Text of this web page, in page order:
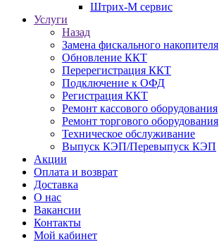
Штрих-М сервис
Услуги
Назад
Замена фискального накопителя
Обновление ККТ
Перерегистрация ККТ
Подключение к ОФД
Регистрация ККТ
Ремонт кассового оборудования
Ремонт торгового оборудования
Техническое обслуживание
Выпуск КЭП/Перевыпуск КЭП
Акции
Оплата и возврат
Доставка
О нас
Вакансии
Контакты
Мой кабинет